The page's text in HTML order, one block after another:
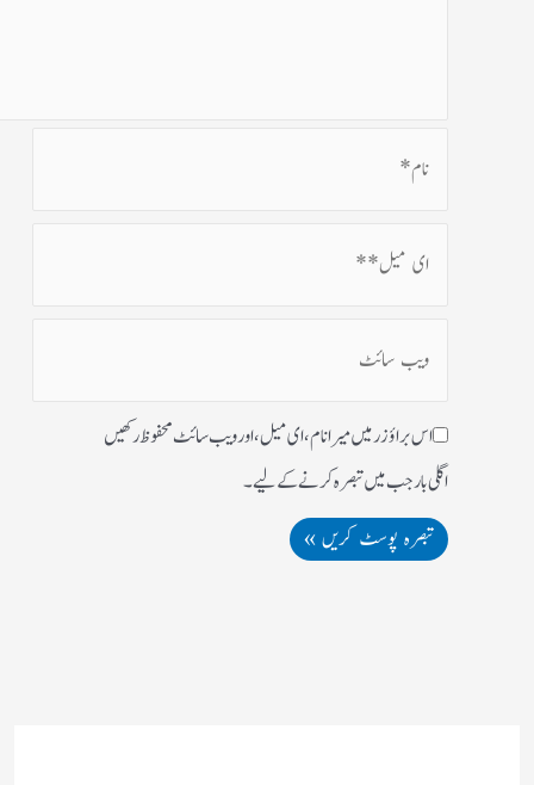
اس براؤزر میں میرا نام، ای میل، اور ویب سائٹ محفوظ رکھیں
اگلی بار جب میں تبصرہ کرنے کےلیے۔